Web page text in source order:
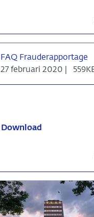
FAQ Frauderapportage
27 februari 2020 |
Download